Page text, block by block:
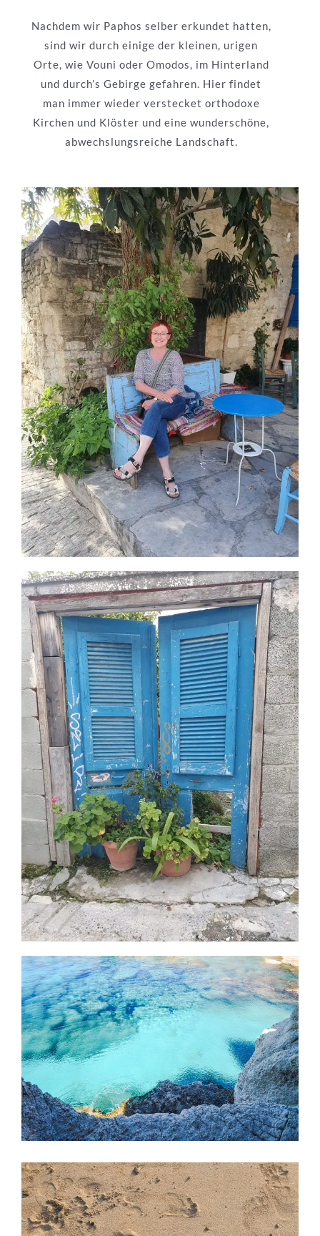
Nachdem wir Paphos selber erkundet hatten,
sind wir durch einige der kleinen, urigen
Orte, wie Vouni oder Omodos, im Hinterland
und durch’s Gebirge gefahren. Hier findet
man immer wieder verstecket orthodoxe
Kirchen und Klöster und eine wunderschöne,
abwechslungsreiche Landschaft.